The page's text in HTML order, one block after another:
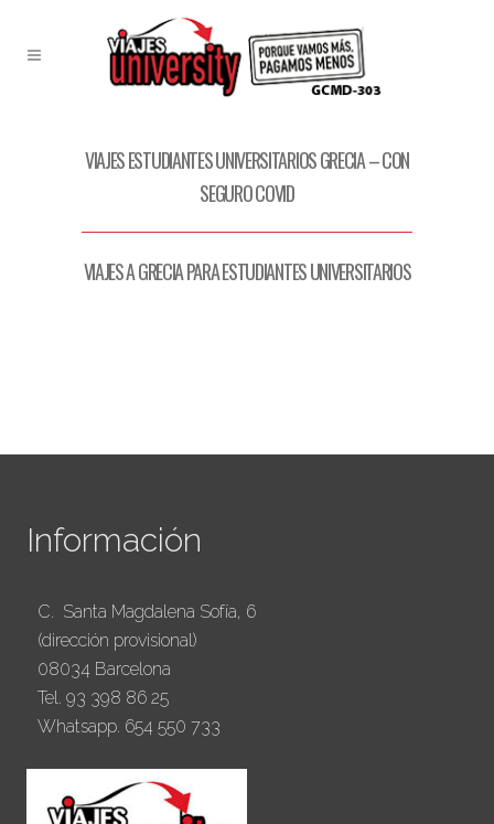
VIAJES ESTUDIANTES UNIVERSITARIOS GRECIA – CON
SEGURO COVID
VIAJES A GRECIA PARA ESTUDIANTES UNIVERSITARIOS
Información
C. Santa Magdalena Sofía, 6
(dirección provisional)
08034 Barcelona
Tel. 93 398 86 25
Whatsapp. 654 550 733